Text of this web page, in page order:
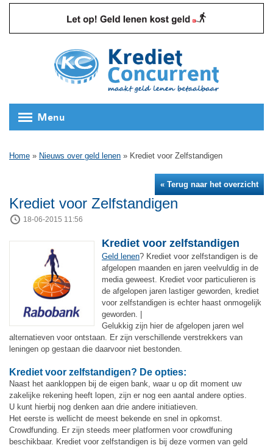
Menu
Home » Nieuws over geld lenen » Krediet voor Zelfstandigen
« Terug naar het overzicht
Krediet voor Zelfstandigen
18-06-2015 11:56
Krediet voor zelfstandigen
Geld lenen? Krediet voor zelfstandigen is de
afgelopen maanden en jaren veelvuldig in de
media geweest. Krediet voor particulieren is
de afgelopen jaren lastiger geworden, krediet
voor zelfstandigen is echter haast onmogelijk
geworden. |
Gelukkig zijn hier de afgelopen jaren wel
alternatieven voor ontstaan. Er zijn verschillende verstrekkers van
leningen op gestaan die daarvoor niet bestonden.
Krediet voor zelfstandigen? De opties:
Naast het aankloppen bij de eigen bank, waar u op dit moment uw
zakelijke rekening heeft lopen, zijn er nog een aantal andere opties.
U kunt hierbij nog denken aan drie andere initiatieven.
Het eerste is wellicht de meest bekende en snel in opkomst.
Crowdfunding. Er zijn steeds meer platformen voor crowdfuning
beschikbaar. Krediet voor zelfstandigen is bij deze vormen van geld